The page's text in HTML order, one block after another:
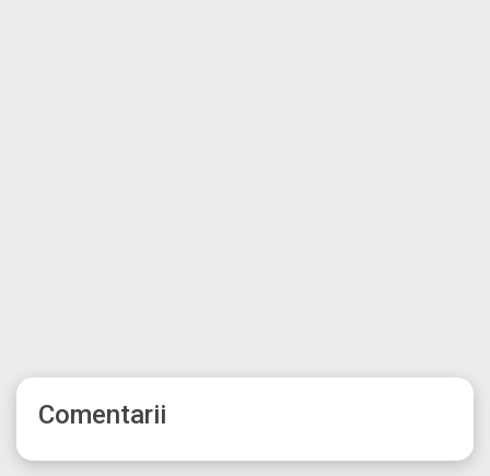
Comentarii